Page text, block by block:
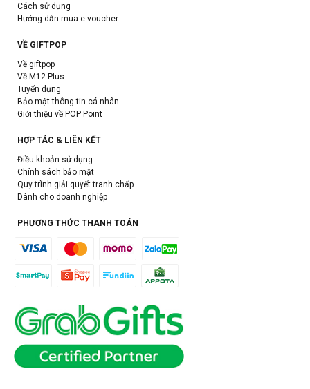
Cách sử dụng
Hướng dẫn mua e-voucher
VỀ GIFTPOP
Về giftpop
Về M12 Plus
Tuyển dụng
Bảo mật thông tin cá nhân
Giới thiệu về POP Point
HỢP TÁC & LIÊN KẾT
Điều khoản sử dụng
Chính sách bảo mật
Quy trình giải quyết tranh chấp
Dành cho doanh nghiệp
PHƯƠNG THỨC THANH TOÁN